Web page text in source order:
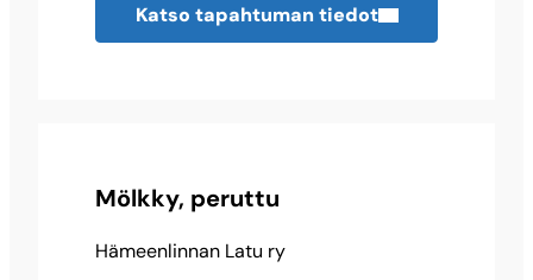
Katso tapahtuman tiedot
Mölkky, peruttu
Hämeenlinnan Latu ry